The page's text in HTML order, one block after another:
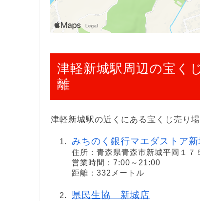
津軽新城駅周辺の宝く
離
津軽新城駅の近くにある宝くじ売り
みちのく銀行マエダストア
住所：青森県青森市新城平岡１７
営業時間：7:00～21:00
距離：332メートル
県民生協 新城店